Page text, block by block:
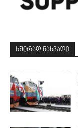
ᲮᲨᲘᲠᲐᲓ ᲜᲐᲮᲕᲐᲓᲘ